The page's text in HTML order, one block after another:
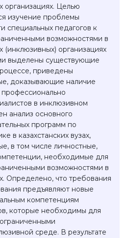
организациях. Целью
изучение проблемы
специальных педагогов к
возможностями в
(инклюзивных) организациях
выделены существующие
приведены
доказывающие наличие
в инклюзивном
анализ основного
программ по
в казахстанских вузах,
в том числе личностные,
необходимые для
возможностями в
Определено, что требования
предъявляют новые
компетенциям
которые необходимы для
среде. В результате